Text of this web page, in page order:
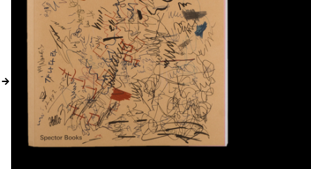
KONTAKT
KUNDENKONTO